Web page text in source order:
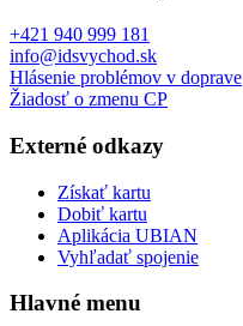
+421 940 999 181
info@idsvychod.sk
Hlásenie problémov v doprave
Žiadosť o zmenu CP
Externé odkazy
Získať kartu
Dobiť kartu
Aplikácia UBIAN
Vyhľadať spojenie
Hlavné menu